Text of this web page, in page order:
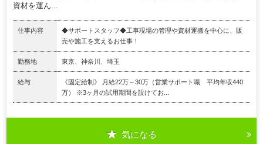
資材を運ん...
仕事内容
◆サポートスタッフ◆工事現場の管理や資材運搬を中⼼に、販
売や施⼯を⽀えるお仕事！
勤務地 東京、神奈川、埼玉
給与
《固定給制》 月給22万～30万（営業サポート職 平均年収440
万） ※3ヶ⽉の試⽤期間を設けてお...
気になる